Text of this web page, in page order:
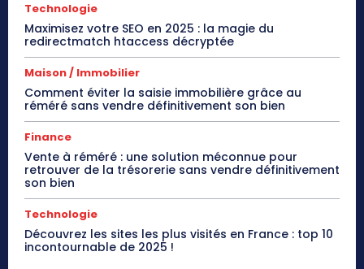
Technologie
Maximisez votre SEO en 2025 : la magie du
redirectmatch htaccess décryptée
Maison / Immobilier
Comment éviter la saisie immobilière grâce au
réméré sans vendre définitivement son bien
Finance
Vente à réméré : une solution méconnue pour
retrouver de la trésorerie sans vendre définitivement
son bien
Technologie
Découvrez les sites les plus visités en France : top 10
incontournable de 2025 !